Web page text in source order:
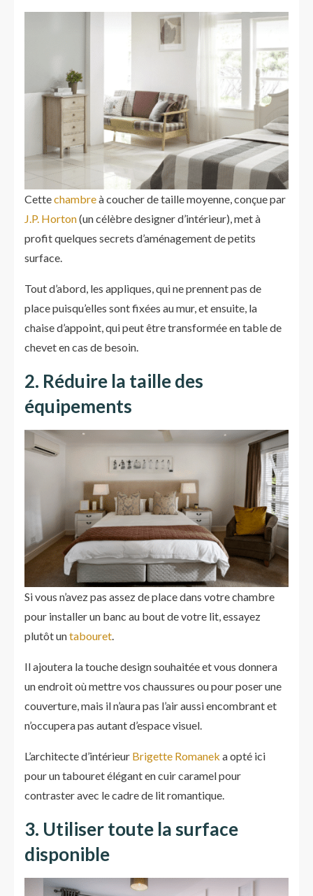
Cettechambreà coucher de taille moyenne, conçue par
J.P. Horton(un célèbre designer d’intérieur), met à
profit quelques secrets d’aménagement de petits
surface.
Tout d’abord, les appliques, qui ne prennent pas de
place puisqu’elles sont fixées au mur, et ensuite, la
chaise d’appoint, qui peut être transformée en table de
chevet en cas de besoin.
2. Réduire la taille des
équipements
Si vous n’avez pas assez de place dans votre chambre
pour installer un banc au bout de votre lit, essayez
plutôt untabouret.
Il ajoutera la touche design souhaitée et vous donnera
un endroit où mettre vos chaussures ou pour poser une
couverture, mais il n’aura pas l’air aussi encombrant et
n’occupera pas autant d’espace visuel.
L’architecte d’intérieur Brigette Romanek a opté ici
pour un tabouret élégant en cuir caramel pour
contraster avec le cadre de lit romantique.
3. Utiliser toute la surface
disponible